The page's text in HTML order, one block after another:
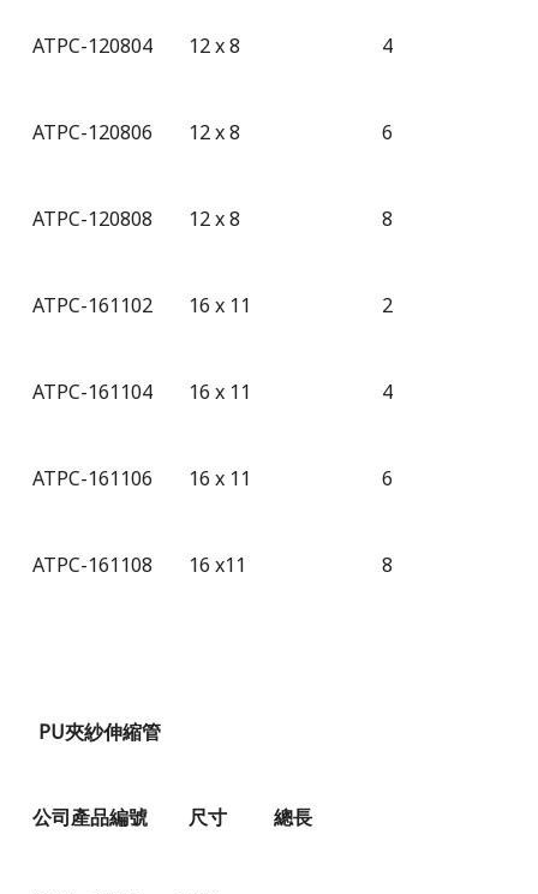
ATPC-120804 12 x 8 4
ATPC-120806 12 x 8 6
ATPC-120808 12 x 8 8
ATPC-161102 16 x 11 2
ATPC-161104 16 x 11 4
ATPC-161106 16 x 11 6
ATPC-161108 16 x11 8
PU夾紗伸縮管
公司產品編號 尺寸 總長